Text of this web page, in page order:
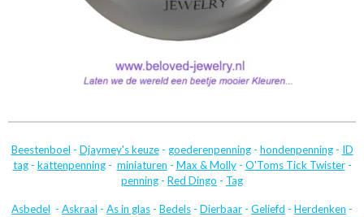
Beestenboel - Djaymey's keuze- goederenpenning- hondenpenning- ID
tag- kattenpenning- miniaturen - Max & Molly- O'Toms Tick Twister-
penning - Red Dingo - Tag
Asbedel - Askraal - As in glas - Bedels - Dierbaar - Geliefd - Herdenken -